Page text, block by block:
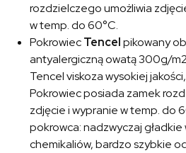
rozdzielczego umożliwia
w temp. do 60°C.
PokrowiecTencelpikowany
antyalergiczną owatą 300g/
Tencel viskoza wysokiej
Pokrowiec posiada zamek
zdjęcie i wypranie w temp. do
pokrowca: nadzwyczaj
chemikaliów, bardzo szybkie